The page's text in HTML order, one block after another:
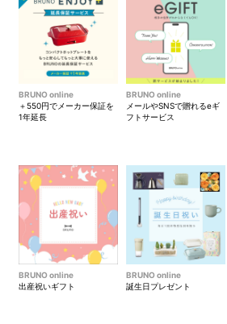
BRUNO online
＋550円でメーカー保証を
1年延長
BRUNO online
メールやSNSで贈れるeギ
フトサービス
BRUNO online
出産祝いギフト
BRUNO online
誕生日プレゼント